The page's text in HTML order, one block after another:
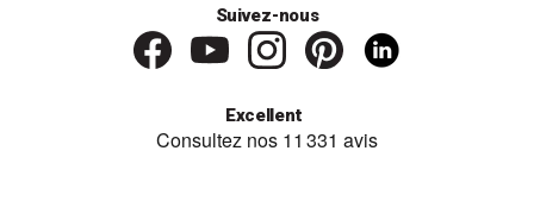
Suivez-nous
Excellent